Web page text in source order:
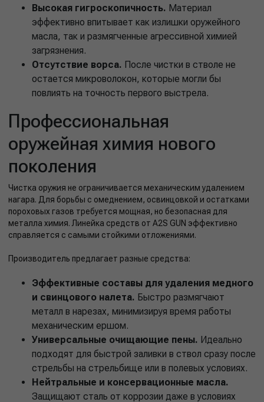
Высокая гигроскопичность. Материал
эффективно впитывает как излишки оружейного
масла, так и размягченные агрессивной химией
загрязнения.
Отсутствие ворса. После чистки в стволе не
остается микроволокон, которые могли бы
повлиять на точность первого выстрела.
Профессиональная
оружейная химия нового
поколения
Чистка оружия не ограничивается механическим удалением
нагара. Для борьбы с омеднением, освинцовкой и остатками
пороховых газов требуется мощная, но безопасная для
металла химия. Линейка средств от A2S GUN эффективно
справляется с самыми стойкими отложениями.
Производитель предлагает разные средства:
Эффективные составы для удаления медного
и свинцового налета. Быстро размягчают
металл в нарезах, минимизируя время работы
механическим ершом.
Универсальные очищающие пены. Идеально
подходят для быстрой заливки в ствол сразу после
стрельбы на стрельбище или в полевых условиях.
Нейтральные и консервационные масла.
Защищают сталь от коррозии даже в условиях